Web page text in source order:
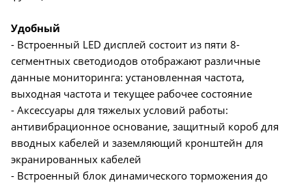
Удобный
- Встроенный LED дисплей состоит из пяти 8-
сегментных светодиодов отображают различные
данные мониторинга: установленная частота,
выходная частота и текущее рабочее состояние
- Аксессуары для тяжелых условий работы:
антивибрационное основание, защитный короб для
вводных кабелей и заземляющий кронштейн для
экранированных кабелей
- Встроенный блок динамического торможения до